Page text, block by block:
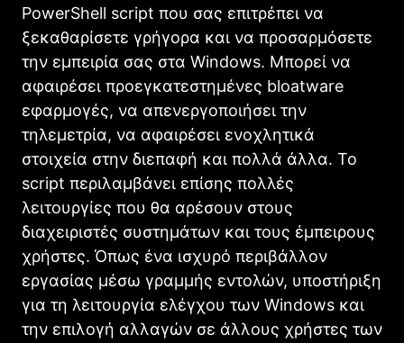
PowerShell script που σας επιτρέπει να
ξεκαθαρίσετε γρήγορα και να προσαρμόσετε
την εμπειρία σας στα Windows. Μπορεί να
αφαιρέσει προεγκατεστημένες bloatware
εφαρμογές, να απενεργοποιήσει την
τηλεμετρία, να αφαιρέσει ενοχλητικά
στοιχεία στην διεπαφή και πολλά άλλα. Το
script περιλαμβάνει επίσης πολλές
λειτουργίες που θα αρέσουν στους
διαχειριστές συστημάτων και τους έμπειρους
χρήστες. Όπως ένα ισχυρό περιβάλλον
εργασίας μέσω γραμμής εντολών, υποστήριξη
για τη λειτουργία ελέγχου των Windows και
την επιλογή αλλαγών σε άλλους χρήστες των